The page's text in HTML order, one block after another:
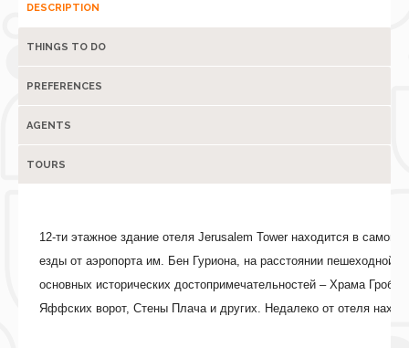
DESCRIPTION
THINGS TO DO
PREFERENCES
AGENTS
TOURS
12-ти этажное здание отеля Jerusalem Tower находится в самом
езды от аэропорта им. Бен Гуриона, на расстоянии пешеходной
основных исторических достопримечательностей – Храма Гроба
Яффских ворот, Стены Плача и других. Недалеко от отеля